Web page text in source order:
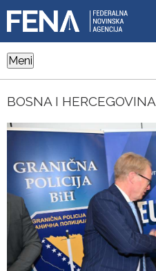
Meni
BOSNA I HERCEGOVINA